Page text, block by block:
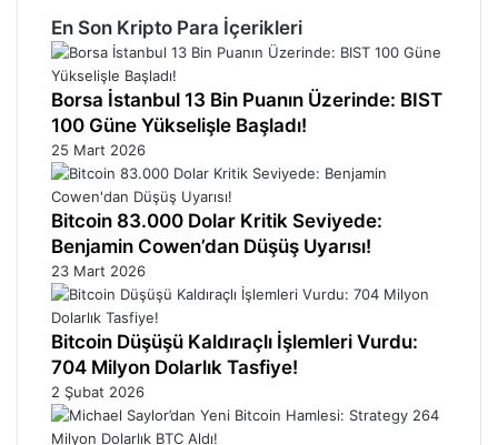
En Son Kripto Para İçerikleri
Borsa İstanbul 13 Bin Puanın Üzerinde: BIST
100 Güne Yükselişle Başladı!
25 Mart 2026
Bitcoin 83.000 Dolar Kritik Seviyede:
Benjamin Cowen’dan Düşüş Uyarısı!
23 Mart 2026
Bitcoin Düşüşü Kaldıraçlı İşlemleri Vurdu:
704 Milyon Dolarlık Tasfiye!
2 Şubat 2026